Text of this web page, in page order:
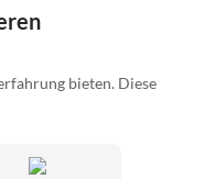
bieten. Diese